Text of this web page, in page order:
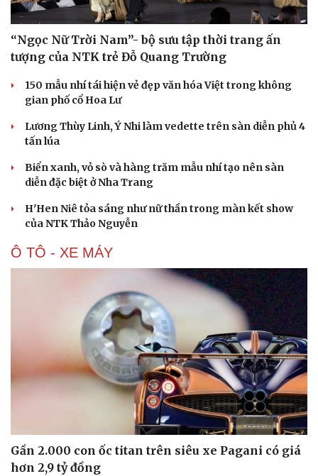
Văn hóa
Sân khấu - Điện ảnh
Văn học
Âm nhạc
Giải trí
Thời trang
“Ngọc Nữ Trời Nam”- bộ sưu tập thời trang ấn
tượng của NTK trẻ Đỗ Quang Trường
150 mẫu nhí tái hiện vẻ đẹp văn hóa Việt trong không
gian phố cổ Hoa Lư
Lương Thùy Linh, Ý Nhi làm vedette trên sàn diễn phủ 4
tấn lúa
Biển xanh, vỏ sò và hàng trăm mẫu nhí tạo nên sàn
diễn đặc biệt ở Nha Trang
H'Hen Niê tỏa sáng như nữ thần trong màn kết show
của NTK Thảo Nguyễn
Ô TÔ - XE MÁY
Gần 2.000 con ốc titan trên siêu xe Pagani có giá
hơn 2,9 tỷ đồng